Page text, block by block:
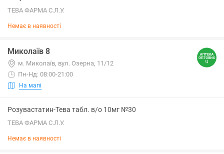
ТЕВА ФАРМА С.Л.У.
Немає в наявності
Миколаїв 8
м. Миколаїв, вул. Озерна, 11/12
Пн-Нд: 08:00-21:00
На мапі
Розувастатин-Тева табл. в/о 10мг №30
ТЕВА ФАРМА С.Л.У.
Немає в наявності